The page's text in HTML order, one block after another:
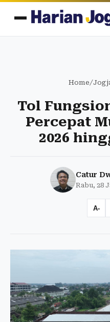
Home/
Tol
Percepat
2026
Catur
Rabu, 28
A-